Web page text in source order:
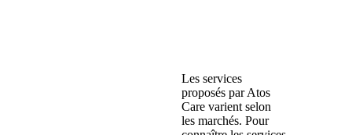
Les services
proposés par Atos
Care varient selon
les marchés. Pour